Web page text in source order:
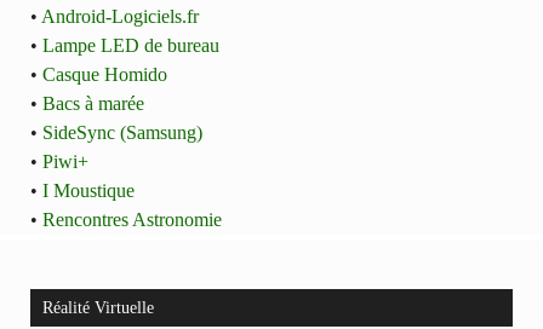
• Android-Logiciels.fr
• Lampe LED de bureau
• Casque Homido
• Bacs à marée
• SideSync (Samsung)
• Piwi+
• I Moustique
• Rencontres Astronomie
Réalité Virtuelle